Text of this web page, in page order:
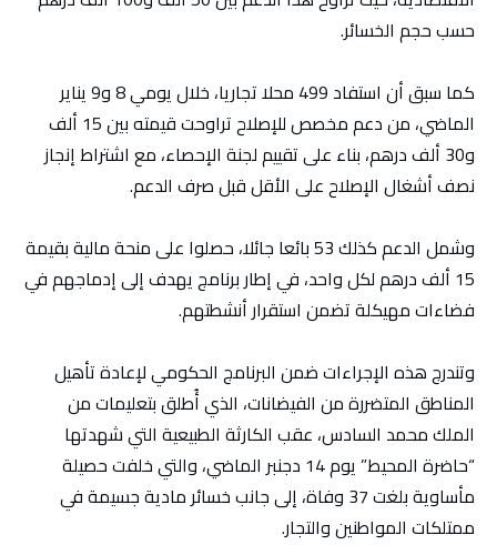
حسب حجم الخسائر.
كما سبق أن استفاد 499 محلا تجاريا، خلال يومي 8 و9 يناير
الماضي، من دعم مخصص للإصلاح تراوحت قيمته بين 15 ألف
و30 ألف درهم، بناء على تقييم لجنة الإحصاء، مع اشتراط إنجاز
نصف أشغال الإصلاح على الأقل قبل صرف الدعم.
وشمل الدعم كذلك 53 بائعا جائلا، حصلوا على منحة مالية بقيمة
15 ألف درهم لكل واحد، في إطار برنامج يهدف إلى إدماجهم في
فضاءات مهيكلة تضمن استقرار أنشطتهم.
وتندرج هذه الإجراءات ضمن البرنامج الحكومي لإعادة تأهيل
المناطق المتضررة من الفيضانات، الذي أُطلق بتعليمات من
الملك محمد السادس، عقب الكارثة الطبيعية التي شهدتها
“حاضرة المحيط” يوم 14 دجنبر الماضي، والتي خلفت حصيلة
مأساوية بلغت 37 وفاة، إلى جانب خسائر مادية جسيمة في
ممتلكات المواطنين والتجار.